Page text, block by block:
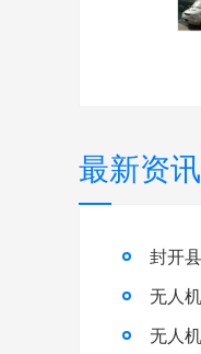
最新资讯
封开
无人